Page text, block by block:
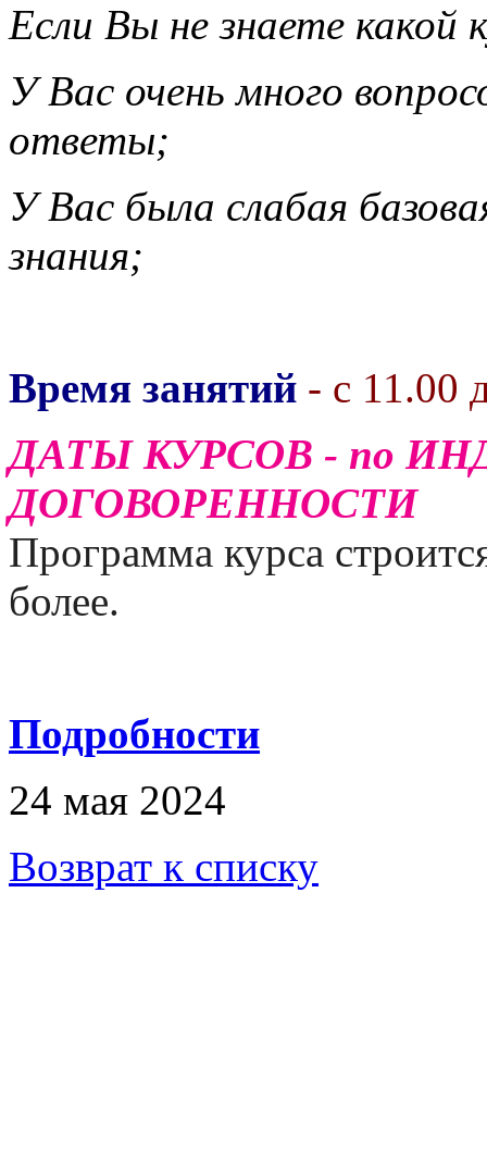
Если Вы не знаете какой
У Вас очень много
ответы;
У Вас была слабая
знания;
Время занятий - с 11.00
ДАТЫ КУРСОВ - по
ДОГОВОРЕННОСТИ
Программа курса
более.
Подробности
24 мая 2024
Возврат к списку